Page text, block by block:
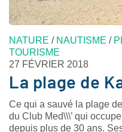
NATURE / NAUTISME /
TOURISME
27 FÉVRIER 2018
La plage de
Ce qui a sauvé la plage
du Club Med\\\’ qui
depuis plus de 30 ans.